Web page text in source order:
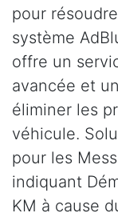
pour
système
offre un
avancée et
éliminer les
véhicule.
pour les
indiquant
KM à cause